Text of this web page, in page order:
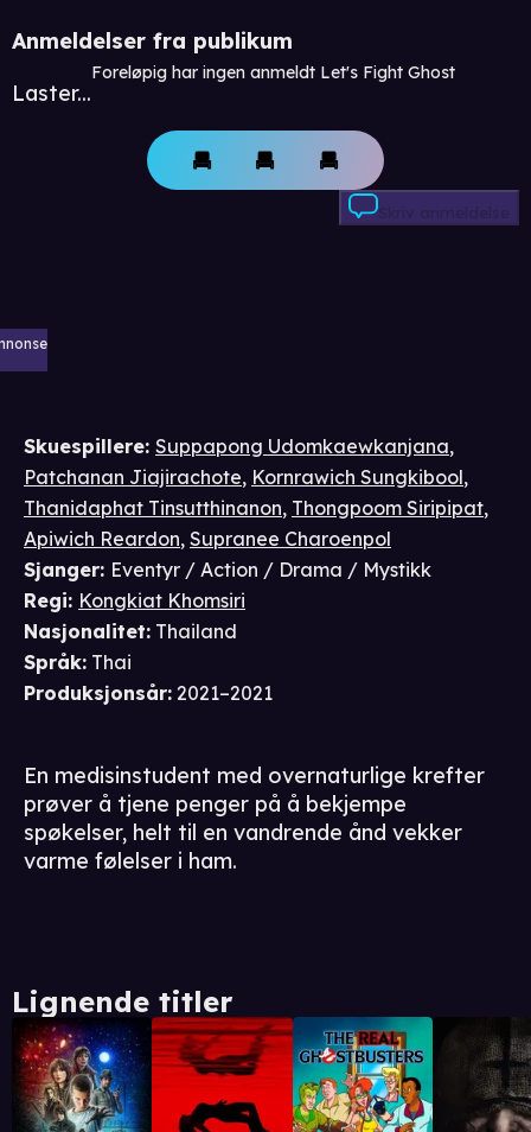
Anmeldelser fra publikum
Laster...
Foreløpig har ingen anmeldt Let's Fight Ghost
Skriv anmeldelse
Skuespillere: Suppapong Udomkaewkanjana,
Patchanan Jiajirachote, Kornrawich Sungkibool,
Thanidaphat Tinsutthinanon, Thongpoom Siripipat,
Apiwich Reardon, Supranee Charoenpol
Sjanger: Eventyr / Action / Drama / Mystikk
Regi: Kongkiat Khomsiri
Nasjonalitet: Thailand
Språk: Thai
Produksjonsår: 2021–2021
En medisinstudent med overnaturlige krefter
prøver å tjene penger på å bekjempe
spøkelser, helt til en vandrende ånd vekker
varme følelser i ham.
Lignende titler